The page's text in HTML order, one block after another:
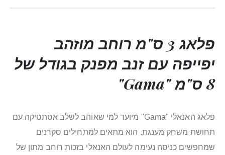
פלאג 3 ס"מ רוחב מוזהב
יפייפה עם זנב מפנק בגודל של
8 ס"מ "Gama"
פלאג האנאלי "Gama" מיועד למי שאוהב לשלב אסתטיקה עם
תחושת משחק מענגת. הוא מתאים למתחילים סקרנים
שמחפשים כניסה נעימה לעולם האנאלי בזכות רוחב מתון של